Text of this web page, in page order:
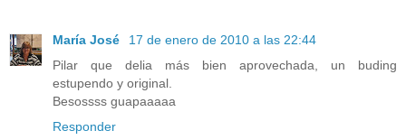
María José
17 de enero de 2010 a las 22:44
Pilar que delia más bien aprovechada, un buding
estupendo y original.
Besossss guapaaaaa
Responder